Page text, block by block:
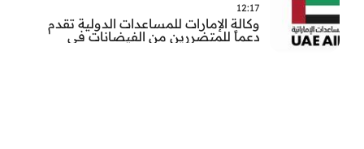
12:17
وكالة الإمارات للمساعدات الدولية تقدم
دعماً للمتضررين من الفيضانات في